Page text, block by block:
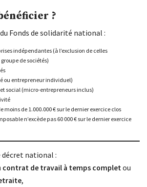
?
Fonds de solidarité national :
indépendantes (à l’exclusion de celles
de sociétés)
ou entrepreneur individuel)
social (micro-entrepreneurs inclus)
moins de 1.000.000 € sur le dernier exercice clos
n’excède pas 60 000 € sur le dernier exercice
décret national :
contrat de travail à temps completou
,